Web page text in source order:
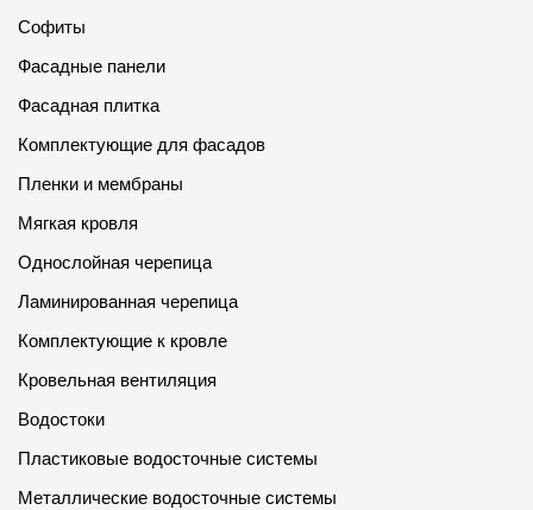
Софиты
Фасадные панели
Фасадная плитка
Комплектующие для фасадов
Пленки и мембраны
Мягкая кровля
Однослойная черепица
Ламинированная черепица
Комплектующие к кровле
Кровельная вентиляция
Водостоки
Пластиковые водосточные системы
Металлические водосточные системы